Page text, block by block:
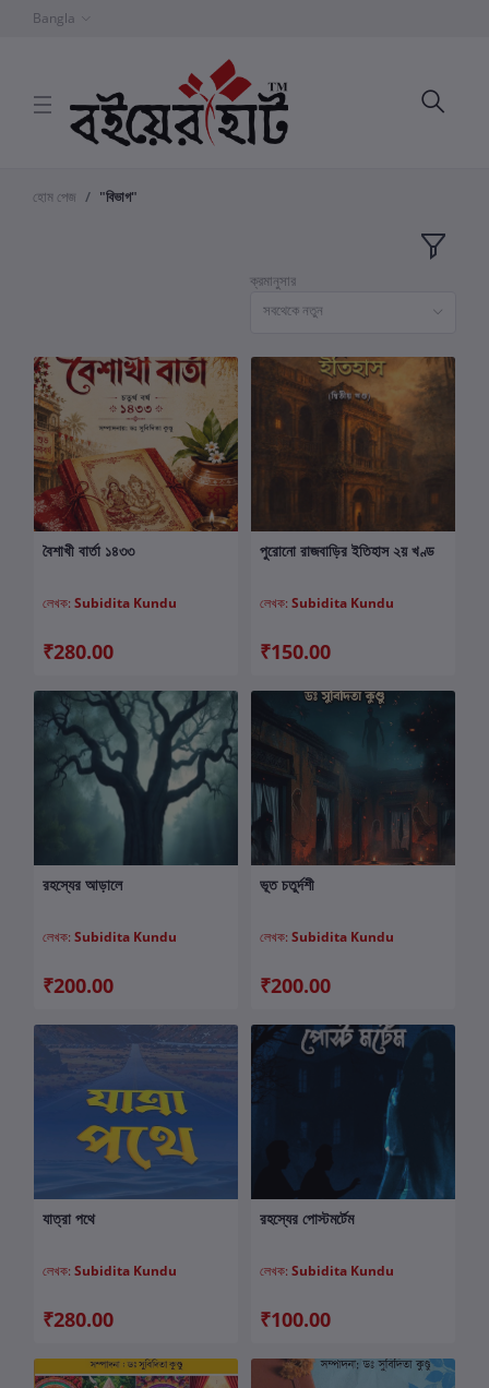
Bangla
হোম পেজ "বিভাগ"
ক্রমানুসার
সবথেকে নতুন
কার্টে যোগ করুন
বৈশাখী বার্তা ১৪৩৩
লেখক: Subidita Kundu
₹280.00
কার্টে যোগ করুন
পুরোনো রাজবাড়ির ইতিহাস ২য় খণ্ড
লেখক: Subidita Kundu
₹150.00
কার্টে যোগ করুন
রহস্যের আড়ালে
লেখক: Subidita Kundu
₹200.00
ভূত চতুর্দশী
লেখক: Subidita Kundu
₹200.00
যাত্রা পথে
লেখক: Subidita Kundu
₹280.00
কার্টে যোগ করুন
রহস্যের পোস্টমর্টেম
লেখক: Subidita Kundu
₹100.00